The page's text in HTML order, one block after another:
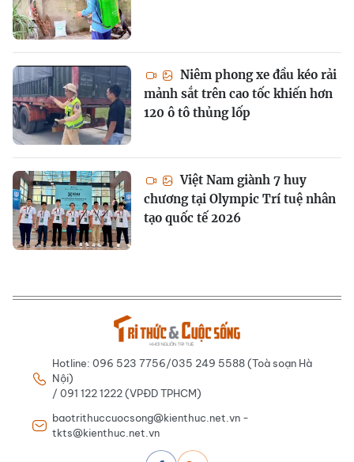
Niêm phong xe đầu kéo rải
mảnh sắt trên cao tốc khiến hơn
120 ô tô thủng lốp
Việt Nam giành 7 huy
chương tại Olympic Trí tuệ nhân
tạo quốc tế 2026
Hotline: 096 523 7756/035 249 5588 (Toà soạn Hà
Nội)
/ 091 122 1222 (VPĐD TPHCM)
baotrithuccuocsong@kienthuc.net.vn -
tkts@kienthuc.net.vn